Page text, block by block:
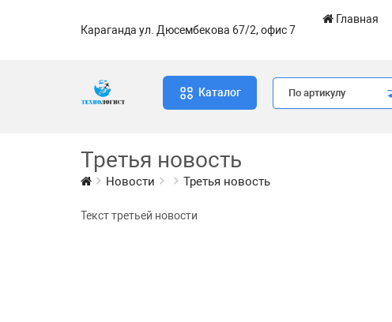
Караганда ул. Дюсембекова 67/2, офис 7
Главная
Каталог По артикулу
Третья новость
Новости Третья новость
Текст третьей новости